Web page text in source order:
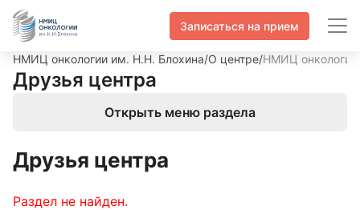
Записаться на прием
НМИЦ онкологии им. Н.Н. Блохина/О центре/НМИЦ
Друзья центра
Открыть меню раздела
Друзья центра
Раздел не найден.